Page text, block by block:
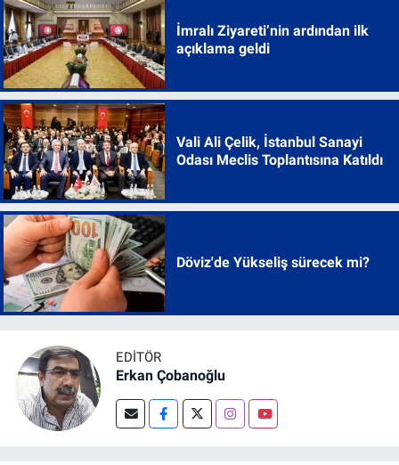
İmralı Ziyareti’nin ardından ilk
açıklama geldi
Vali Ali Çelik, İstanbul Sanayi
Odası Meclis Toplantısına Katıldı
Döviz'de Yükseliş sürecek mi?
EDITÖR
Erkan Çobanoğlu